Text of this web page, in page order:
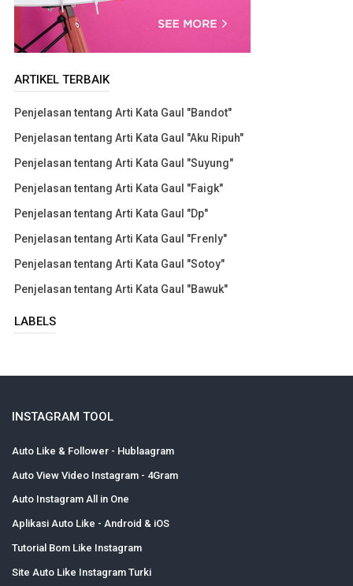
ARTIKEL TERBAIK
Penjelasan tentang Arti Kata Gaul "Bandot"
Penjelasan tentang Arti Kata Gaul "Aku Ripuh"
Penjelasan tentang Arti Kata Gaul "Suyung"
Penjelasan tentang Arti Kata Gaul "Faigk"
Penjelasan tentang Arti Kata Gaul "Dp"
Penjelasan tentang Arti Kata Gaul "Frenly"
Penjelasan tentang Arti Kata Gaul "Sotoy"
Penjelasan tentang Arti Kata Gaul "Bawuk"
LABELS
INSTAGRAM TOOL
Auto Like & Follower - Hublaagram
Auto View Video Instagram - 4Gram
Auto Instagram All in One
Aplikasi Auto Like - Android & iOS
Tutorial Bom Like Instagram
Site Auto Like Instagram Turki